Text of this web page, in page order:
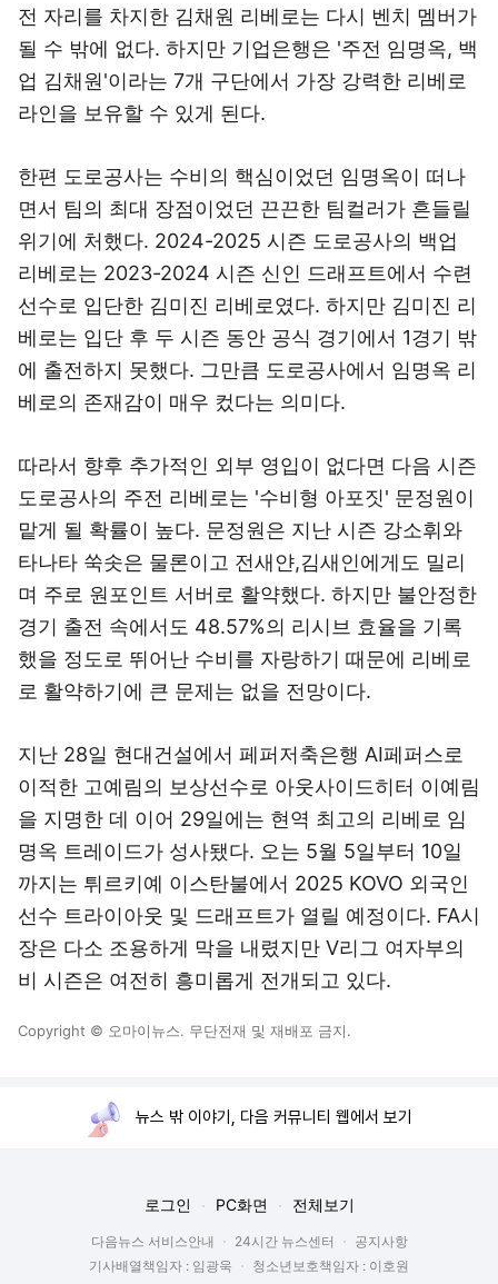
전 자리를 차지한 김채원 리베로는 다시 벤치 멤버가
될 수 밖에 없다. 하지만 기업은행은 '주전 임명옥, 백
업 김채원'이라는 7개 구단에서 가장 강력한 리베로
라인을 보유할 수 있게 된다.
한편 도로공사는 수비의 핵심이었던 임명옥이 떠나
면서 팀의 최대 장점이었던 끈끈한 팀컬러가 흔들릴
위기에 처했다. 2024-2025 시즌 도로공사의 백업
리베로는 2023-2024 시즌 신인 드래프트에서 수련
선수로 입단한 김미진 리베로였다. 하지만 김미진 리
베로는 입단 후 두 시즌 동안 공식 경기에서 1경기 밖
에 출전하지 못했다. 그만큼 도로공사에서 임명옥 리
베로의 존재감이 매우 컸다는 의미다.
따라서 향후 추가적인 외부 영입이 없다면 다음 시즌
도로공사의 주전 리베로는 '수비형 아포짓' 문정원이
맡게 될 확률이 높다. 문정원은 지난 시즌 강소휘와
타나타 쑥솟은 물론이고 전새얀,김새인에게도 밀리
며 주로 원포인트 서버로 활약했다. 하지만 불안정한
경기 출전 속에서도 48.57%의 리시브 효율을 기록
했을 정도로 뛰어난 수비를 자랑하기 때문에 리베로
로 활약하기에 큰 문제는 없을 전망이다.
지난 28일 현대건설에서 페퍼저축은행 AI페퍼스로
이적한 고예림의 보상선수로 아웃사이드히터 이예림
을 지명한 데 이어 29일에는 현역 최고의 리베로 임
명옥 트레이드가 성사됐다. 오는 5월 5일부터 10일
까지는 튀르키예 이스탄불에서 2025 KOVO 외국인
선수 트라이아웃 및 드래프트가 열릴 예정이다. FA시
장은 다소 조용하게 막을 내렸지만 V리그 여자부의
비 시즌은 여전히 흥미롭게 전개되고 있다.
Copyright © 오마이뉴스. 무단전재 및 재배포 금지.
뉴스 밖 이야기, 다음 커뮤니티 웹에서 보기
로그인 PC화면 전체보기
다음뉴스 서비스안내 24시간 뉴스센터
공지사항
기사배열책임자 : 임광욱
청소년보호책임자 : 이호원